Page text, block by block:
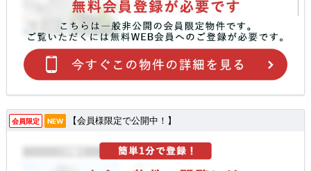
会員限定 NEW 【会員様限定で公開中！】